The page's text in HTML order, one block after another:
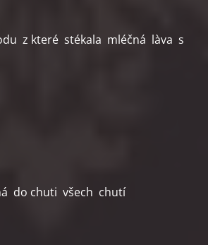
z které stékala mléčná làva s
do chuti všech chutí